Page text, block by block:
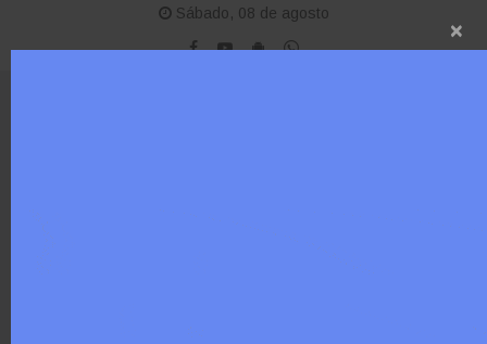
Sábado, 08 de agosto
×